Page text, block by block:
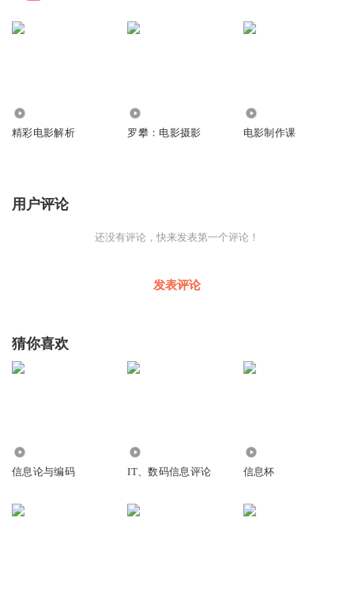
精彩电影解析 罗攀：电影摄影 电影制作课
用户评论
还没有评论，快来发表第一个评论！
发表评论
猜你喜欢
信息论与编码 IT、数码信息评论 信息杯